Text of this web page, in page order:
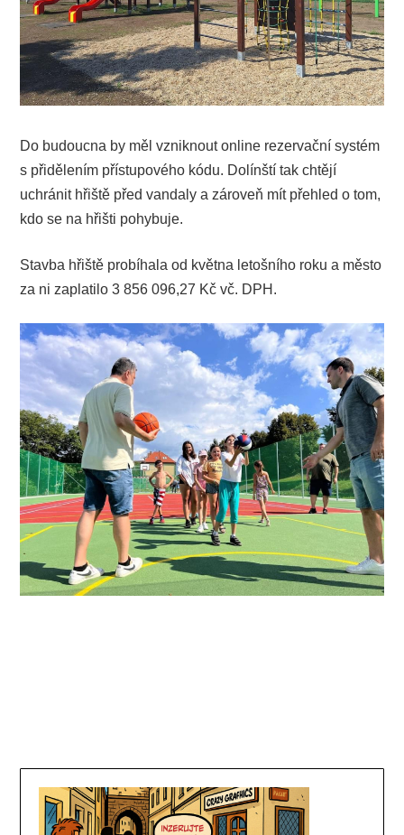
Do budoucna by měl vzniknout online rezervační systém
s přidělením přístupového kódu. Dolínští tak chtějí
uchránit hřiště před vandaly a zároveň mít přehled o tom,
kdo se na hřišti pohybuje.
Stavba hřiště probíhala od května letošního roku a město
za ni zaplatilo 3 856 096,27 Kč vč. DPH.